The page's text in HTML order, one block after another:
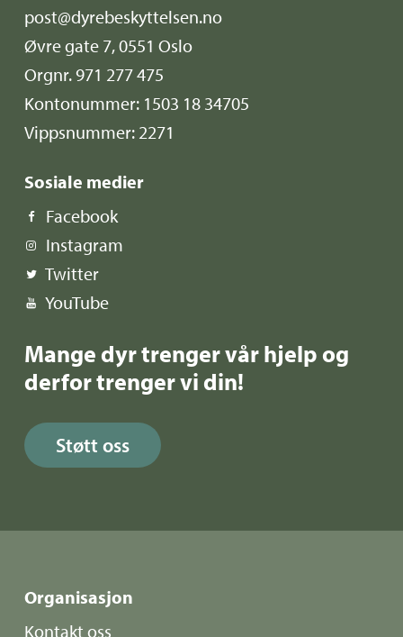
post@dyrebeskyttelsen.no
Øvre gate 7, 0551 Oslo
Orgnr. 971 277 475
Kontonummer: 1503 18 34705
Vippsnummer: 2271
Sosiale medier
Facebook
Instagram
Twitter
YouTube
Mange dyr trenger vår hjelp og
derfor trenger vi din!
Støtt oss
Organisasjon
Kontakt oss